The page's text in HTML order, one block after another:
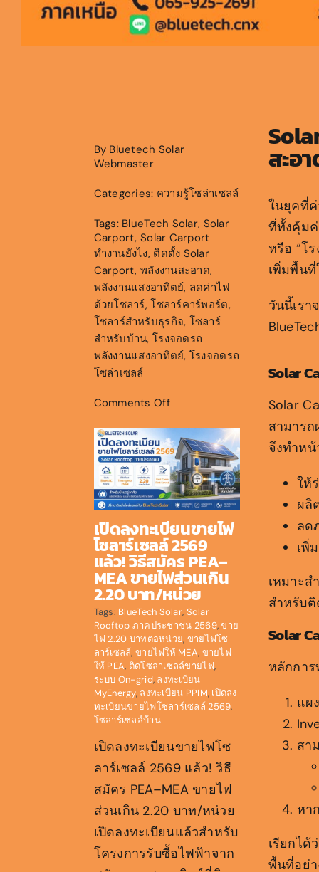
By Bluetech Solar
Webmaster
Categories: ความรู้โซล่าเซลล์
Tags: BlueTech Solar, Solar
Carport,Solar Carport
ทำงานยังไง, ติดตั้ง Solar
Carport,พลังงานสะอาด,
พลังงานแสงอาทิตย์, ลดค่าไฟ
ด้วยโซลาร์,โซลาร์คาร์พอร์ต,
โซลาร์สำหรับธุรกิจ, โซลาร์
สำหรับบ้าน,โรงจอดรถ
พลังงานแสงอาทิตย์, โรงจอดรถ
โซล่าเซลล์
Comments Offon
Carport
คือ
อะไร
ทำงาน
ยัง
ไง
เปิดลงทะเบียนขายไฟ
โซลาร์เซลล์ 2569
แล้ว! วิธีสมัคร PEA–
MEA ขายไฟส่วนเกิน
2.20 บาท/หน่วย
Tags: BlueTech Solar, Solar
Rooftop ภาคประชาชน 2569,ขาย
ไฟ 2.20 บาทต่อหน่วย, ขายไฟโซ
ลาร์เซลล์,ขายไฟให้ MEA, ขายไฟ
ให้ PEA, ติดโซล่าเซลล์ขายไฟ,
ระบบ On-grid, ลงทะเบียน
MyEnergy, ลงทะเบียน PPIM, เปิดลง
ทะเบียนขายไฟโซลาร์เซลล์ 2569,
โซลาร์เซลล์บ้าน
เปิดลงทะเบียนขายไฟโซ
ลาร์เซลล์ 2569 แล้ว! วิธี
สมัคร PEA–MEA ขายไฟ
ส่วนเกิน 2.20 บาท/หน่วย
เปิดลงทะเบียนแล้วสำหรับ
โครงการรับซื้อไฟฟ้าจาก
สะอ
ในยุคที่ค่
ที่ทั้งคุ้ม
หรือ “โ
เพิ่มพื้น
วันนี้เรา
Solar
Solar
สามาร
จึงทำห
ให้
ผลิ
ลด
เพิ่
เหมาะ
สำหรับ
Solar
หลักกา
แผ
สา
หา
เรียกไ
พื้นที่อย่